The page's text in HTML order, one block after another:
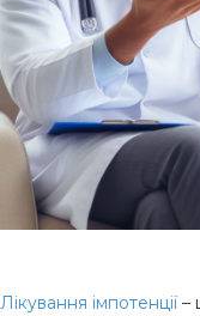
Лікування імпотенції–